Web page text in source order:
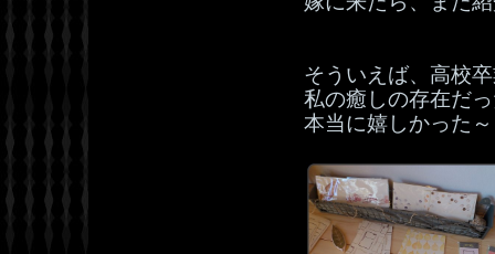
そういえば、高校
私の癒しの存在だ
本当に嬉しかった～